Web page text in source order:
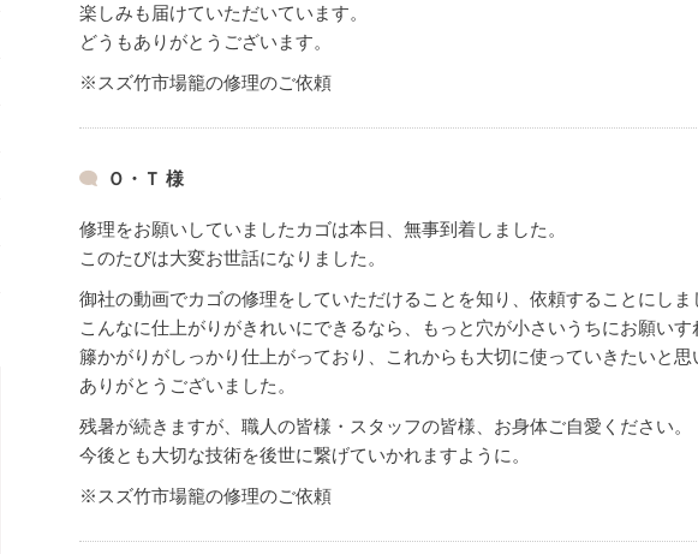
楽しみも届けていただいています。
どうもありがとうございます。
※スズ竹市場籠の修理のご依頼
Ｏ・Ｔ 様
修理をお願いしていましたカゴは本日、無事到着しました。
このたびは大変お世話になりました。
御社の動画でカゴの修理をしていただけることを知り、依頼することにしま
こんなに仕上がりがきれいにできるなら、もっと穴が小さいうちにお願い
籐かがりがしっかり仕上がっており、これからも大切に使っていきたいと思
ありがとうございました。
残暑が続きますが、職人の皆様・スタッフの皆様、お身体ご自愛ください。
今後とも大切な技術を後世に繋げていかれますように。
※スズ竹市場籠の修理のご依頼